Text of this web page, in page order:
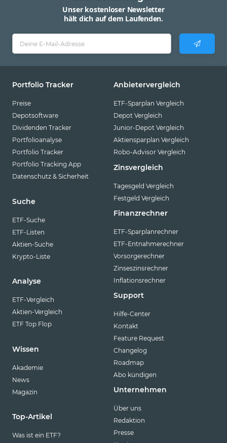
Unser kostenloser Newsletter
hält dich auf dem Laufenden.
Portfolio Tracker
Preise
Depotsoftware
Dividenden Tracker
Portfolioanalyse
Portfolio Tracker
Portfolio Tracking App
Datenschutz & Sicherheit
Suche
ETF-Suche
ETF-Listen
Aktien-Suche
Krypto-Liste
Analyse
ETF-Vergleich
Aktien-Vergleich
ETF Top Flop
Wissen
Akademie
News
Magazin
Top-Artikel
Was ist ein ETF?
Anbietervergleich
ETF-Sparplan Vergleich
Depot Vergleich
Junior-Depot Vergleich
Aktiensparplan Vergleich
Robo-Advisor Vergleich
Zinsvergleich
Tagesgeld Vergleich
Festgeld Vergleich
Finanzrechner
ETF-Sparplanrechner
ETF-Entnahmerechner
Vorsorgerechner
Zinseszinsrechner
Inflationsrechner
Support
Hilfe-Center
Kontakt
Feature Request
Changelog
Roadmap
Abo kündigen
Unternehmen
Über uns
Redaktion
Presse